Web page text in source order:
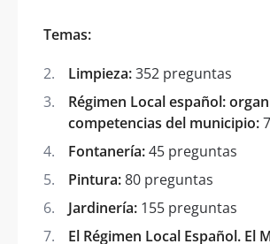
Temas:
Limpieza:352 preguntas
Régimen Local español:
competencias del municipio:
Fontanería:45 preguntas
Pintura:80 preguntas
Jardinería: 155 preguntas
El Régimen Local Español. El